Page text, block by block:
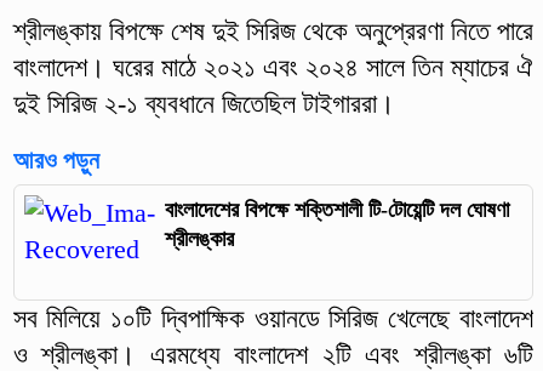
শ্রীলঙ্কায় বিপক্ষে শেষ দুই সিরিজ থেকে অনুপ্রেরণা নিতে পারে
বাংলাদেশ। ঘরের মাঠে ২০২১ এবং ২০২৪ সালে তিন ম্যাচের ঐ
দুই সিরিজ ২-১ ব্যবধানে জিতেছিল টাইগাররা।
আরও পড়ুন
বাংলাদেশের বিপক্ষে শক্তিশালী টি-টোয়েন্টি দল ঘোষণা
শ্রীলঙ্কার
সব মিলিয়ে ১০টি দ্বিপাক্ষিক ওয়ানডে সিরিজ খেলেছে বাংলাদেশ
ও শ্রীলঙ্কা। এরমধ্যে বাংলাদেশ ২টি এবং শ্রীলঙ্কা ৬টি